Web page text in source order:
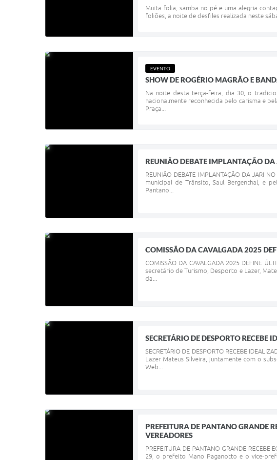
Muita folia, samba no pé e uma alegria
foliões, a noite de desfiles realizada neste
EVENTO
SHOW DE ROGÉRIO MAGRÃO E
Na noite desta terça-feira, dia 30, o
nacionalmente reconhecida pelo carisma e
Praça...
REUNIÃO DEBATE IMPLANTAÇÃO
REUNIÃO DEBATE IMPLANTAÇÃO DA
municipal de Trânsito, Saul Bergenthal, e
Pantano...
COMISSÃO DA CAVALGADA 2025
COMISSÃO DA CAVALGADA 2025 DEFINE
secretário de Turismo, Desporto e Lazer,
da...
SECRETÁRIO DE DESPORTO
SECRETÁRIO DE DESPORTO RECEBE
Lazer Mateus Silveira, juntamente com o
Web...
PREFEITURA DE PANTANO GRANDE
VEREADORES
PREFEITURA DE PANTANO GRANDE
29, o prefeito Mano Paganotto e o vice-